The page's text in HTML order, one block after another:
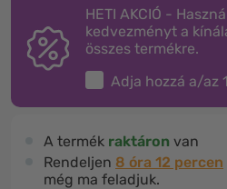
HETI AKCIÓ -
kedvezményt a
összes termékre.
Adja hozzá a/az
A termék raktáron van
Rendeljen 8 óra 12 percen
még ma feladjuk.